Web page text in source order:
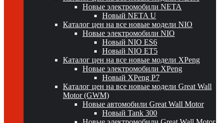
Новые электромобили NETA
Новый NETA U
Каталог цен на все новые модели NIO
Новые электромобили NIO
Новый NIO ES6
Новый NIO ET5
Каталог цен на все новые модели XPeng
Новые электромобили XPeng
Новый XPeng P7
Каталог цен на все новые модели Great Wall
Motor (GWM)
Новые автомобили Great Wall Motor
Новый Tank 300